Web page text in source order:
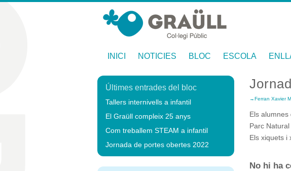
INICI NOTICIES BLOC ESCOLA
Últimes entrades del bloc
Tallers internivells a infantil
El Graüll compleix 25 anys
Com treballem STEAM a infantil
Jornada de portes obertes 2022
Ferran Xavier
Els
Parc
Els xiquets i
No hi ha